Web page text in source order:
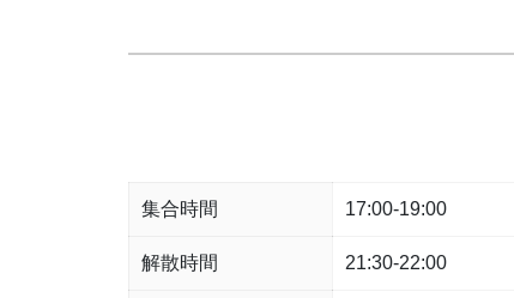
集合時間 17:00-19:00
解散時間 21:30-22:00